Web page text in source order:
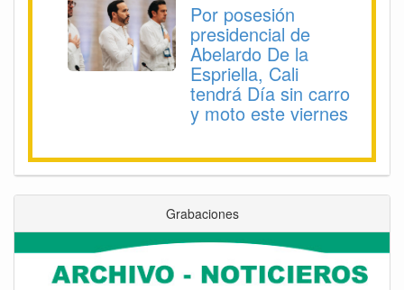
Por posesión
presidencial de
Abelardo De la
Espriella, Cali
tendrá Día sin carro
y moto este viernes
Grabaciones